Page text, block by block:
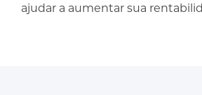
ajudar a aumentar sua